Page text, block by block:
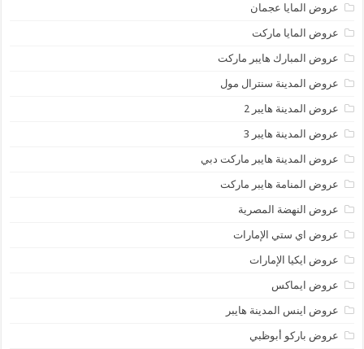
عروض المايا عجمان
عروض المايا ماركت
عروض المبارك هايبر ماركت
عروض المدينة سنترال مول
عروض المدينة هايبر 2
عروض المدينة هايبر 3
عروض المدينة هايبر ماركت دبي
عروض المنامة هايبر ماركت
عروض النهضة المصرية
عروض اي ستي الإمارات
عروض ايكيا الإمارات
عروض ايماكس
عروض اينس المدينة هايبر
عروض باركو أبوظبي